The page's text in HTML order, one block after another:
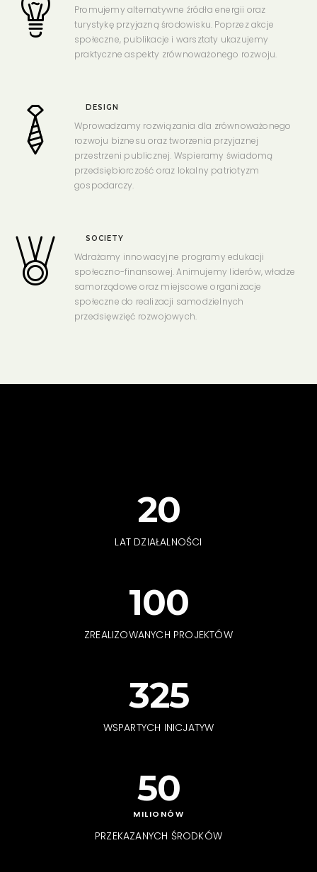
Promujemy alternatywne źródła energii oraz
turystykę przyjazną środowisku. Poprzez akcje
społeczne, publikacje i warsztaty ukazujemy
praktyczne aspekty zrównoważonego rozwoju.
DESIGN
Wprowadzamy rozwiązania dla zrównoważonego
rozwoju biznesu oraz tworzenia przyjaznej
przestrzeni publicznej. Wspieramy świadomą
przedsiębiorczość oraz lokalny patriotyzm
gospodarczy.
SOCIETY
Wdrażamy innowacyjne programy edukacji
społeczno-finansowej. Animujemy liderów, władze
samorządowe oraz miejscowe organizacje
społeczne do realizacji samodzielnych
przedsięwzięć rozwojowych.
20
LAT DZIAŁALNOŚCI
100
ZREALIZOWANYCH PROJEKTÓW
325
WSPARTYCH INICJATYW
50
MILIONÓW
PRZEKAZANYCH ŚRODKÓW